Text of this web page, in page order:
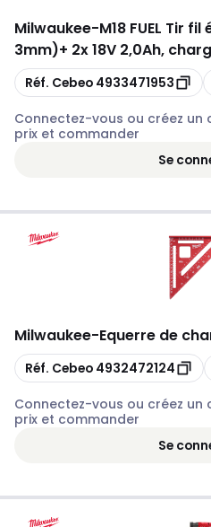
Milwaukee-M18 FUEL Tir
3mm)+ 2x 18V 2,0Ah,
Copier
Réf. Cebeo 4933471953
Connectez-vous ou créez
prix et commander
Se
Milwaukee-Equerre de
Copier
Réf. Cebeo 4932472124
Connectez-vous ou créez
prix et commander
Se